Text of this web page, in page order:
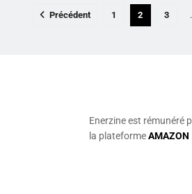
Précédent 1 2 3
Enerzine est rémunéré
la plateformeAMAZON